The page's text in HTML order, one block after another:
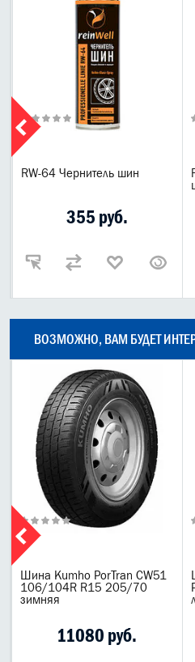
RW-64 Чернитель шин
355 руб.
ВОЗМОЖНО, ВАМ БУДЕТ
Шина Kumho PorTran CW51
106/104R R15 205/70
зимняя
11080 руб.